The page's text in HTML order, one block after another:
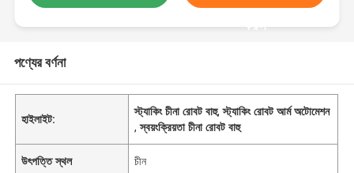
করুন
পণ্যের বর্ণনা
হাইলাইট:
স্ট্যাকিং চীনা রোবট বাহু,স্ট্যাকিং রোবট আর্ম অটোমেশন
,স্বয়ংক্রিয়তা চীনা রোবট বাহু
উৎপত্তি স্থল চীন